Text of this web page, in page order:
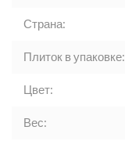
Страна:
Плиток в упаковке:
Цвет:
Вес: